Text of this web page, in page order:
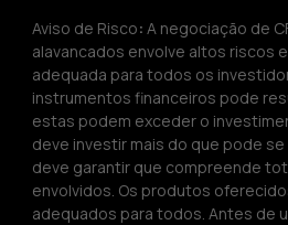
Aviso de Risco: A negociação de
alavancados envolve altos riscos
adequada para todos os
instrumentos financeiros pode
estas podem exceder o
deve investir mais do que pode
deve garantir que compreende
envolvidos. Os produtos
adequados para todos. Antes de